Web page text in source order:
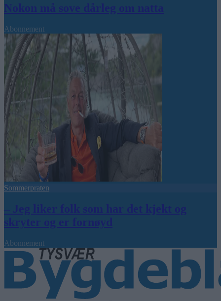
Nokon må sove dårleg om natta
Abonnement
Sommerpraten
– Jeg liker folk som har det kjekt og
skryter og er fornøyd
Abonnement